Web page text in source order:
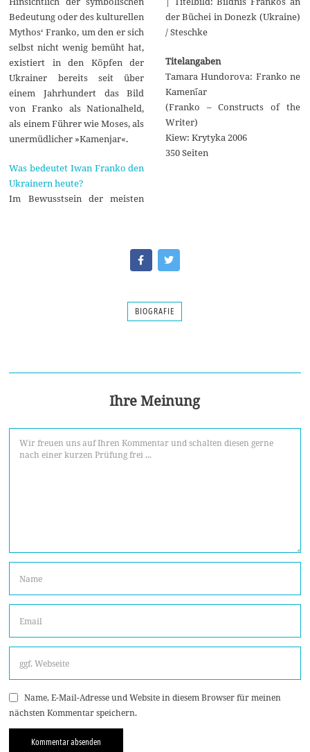
Bedeutung oder des kulturellen
Mythos‘ Franko, um den er sich
selbst nicht wenig bemüht hat,
existiert in den Köpfen der
Ukrainer bereits seit über
einem Jahrhundert das Bild
von Franko als Nationalheld,
als einem Führer wie Moses, als
unermüdlicher »Kamenjar«.
Was bedeutet Iwan Franko den
Ukrainern heute?
Im Bewusstsein der meisten
der Büchei in Donezk (Ukraine)
/ Steschke
Titelangaben
Tamara Hundorova: Franko ne
Kameni︠ar
(Franko – Constructs of the
Writer)
Kiew: Krytyka 2006
350 Seiten
BIOGRAFIE
Ihre Meinung
Name, E-Mail-Adresse und Website in diesem Browser für meinen
nächsten Kommentar speichern.